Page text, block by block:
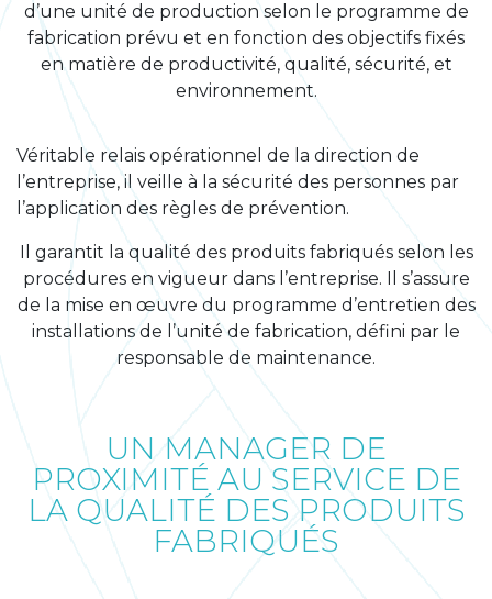
d’une unité de production selon le programme de
fabrication prévu et en fonction des objectifs fixés
en matière de productivité, qualité, sécurité, et
environnement.
Véritable relais opérationnel de la direction de
l’entreprise, il veille à la sécurité des personnes par
l’application des règles de prévention.
Il garantit la qualité des produits fabriqués selon les
procédures en vigueur dans l’entreprise. Il s’assure
de la mise en œuvre du programme d’entretien des
installations de l’unité de fabrication, défini par le
responsable de maintenance.
UN MANAGER DE
PROXIMITÉ AU SERVICE DE
LA QUALITÉ DES PRODUITS
FABRIQUÉS